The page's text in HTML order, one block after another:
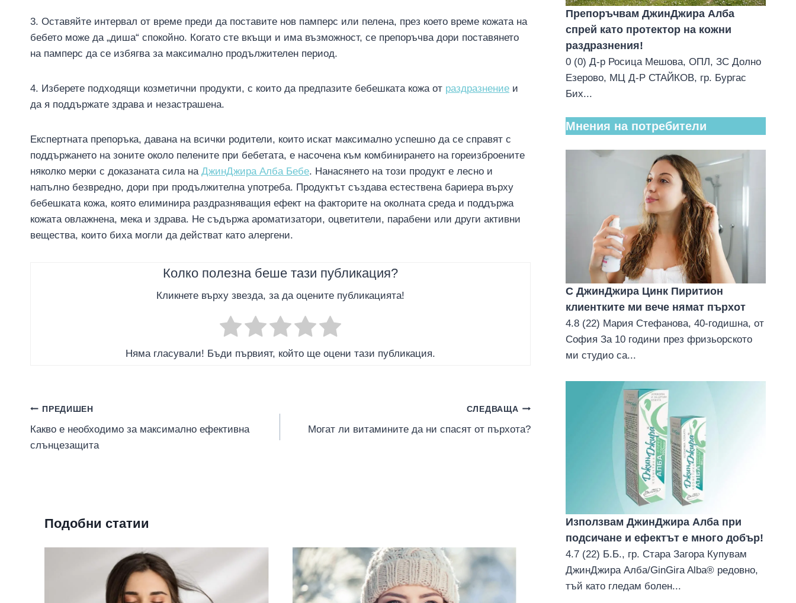
3. Оставяйте интервал от време преди да поставите нов памперс или пелена, през което време кожата на
бебето може да „диша“ спокойно. Когато сте вкъщи и има възможност, се препоръчва дори поставянето
на памперс да се избягва за максимално продължителен период.
4. Изберете подходящи козметични продукти, с които да предпазите бебешката кожа от раздразнение и
да я поддържате здрава и незастрашена.
Експертната препоръка, давана на всички родители, които искат максимално успешно да се справят с
поддържането на зоните около пелените при бебетата, е насочена към комбинирането на гореизброените
няколко мерки с доказаната сила на ДжинДжира Алба Бебе. Нанасянето на този продукт е лесно и
напълно безвредно, дори при продължителна употреба. Продуктът създава естествена бариера върху
бебешката кожа, която елиминира раздразняващия ефект на факторите на околната среда и поддържа
кожата овлажнена, мека и здрава. Не съдържа ароматизатори, оцветители, парабени или други активни
вещества, които биха могли да действат като алергени.
Колко полезна беше тази публикация?
Кликнете върху звезда, за да оцените публикацията!
Няма гласували! Бъди първият, който ще оцени тази публикация.
Навигация
ПРЕДИШЕН
Какво е необходимо за максимално ефективна
слънцезащита
СЛЕДВАЩА
Могат ли витамините да ни спасят от пърхота?
Подобни статии
Препоръчвам ДжинДжира Алба
спрей като протектор на кожни
раздразнения!
0 (0) Д-р Росица Мешова, ОПЛ, ЗС Долно
Езерово, МЦ Д-Р СТАЙКОВ, гр. Бургас
Бих...
Мнения на потребители
С ДжинДжира Цинк Пиритион
клиентките ми вече нямат пърхoт
4.8 (22) Мария Стефанова, 40-годишна, от
София За 10 години през фризьорското
ми студио са...
Използвам ДжинДжира Алба при
подсичане и ефектът е много добър!
4.7 (22) Б.Б., гр. Стара Загора Купувам
ДжинДжира Алба/GinGira Alba® редовно,
тъй като гледам болен...